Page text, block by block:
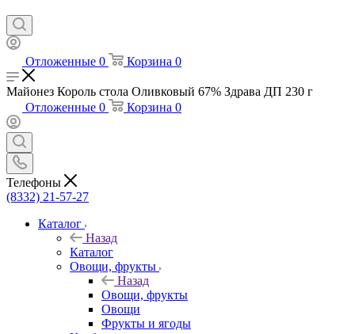
Отложенные 0 Корзина 0
Майонез Король стола Оливковый 67% Здрава ДП 230 г
Отложенные 0 Корзина 0
Телефоны
(8332) 21-57-27
Каталог
Назад
Каталог
Овощи, фрукты
Назад
Овощи, фрукты
Овощи
Фрукты и ягоды